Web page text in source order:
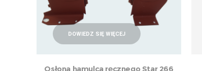
DOWIEDZ SIĘ WIĘCEJ
Osłona hamulca ręcznego Star 266